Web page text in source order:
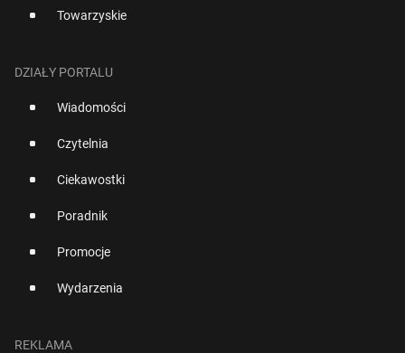
Towarzyskie
DZIAŁY PORTALU
Wiadomości
Czytelnia
Ciekawostki
Poradnik
Promocje
Wydarzenia
REKLAMA